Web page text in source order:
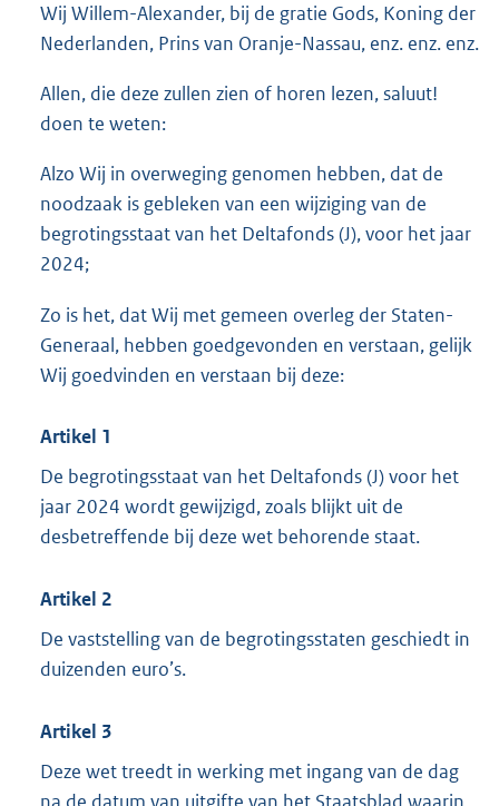
Wij Willem-Alexander, bij de gratie Gods, Koning der
Nederlanden, Prins van Oranje-Nassau, enz. enz. enz.
Allen, die deze zullen zien of horen lezen, saluut!
doen te weten:
Alzo Wij in overweging genomen hebben, dat de
noodzaak is gebleken van een wijziging van de
begrotingsstaat van het Deltafonds (J), voor het jaar
2024;
Zo is het, dat Wij met gemeen overleg der Staten-
Generaal, hebben goedgevonden en verstaan, gelijk
Wij goedvinden en verstaan bij deze:
Artikel 1
De begrotingsstaat van het Deltafonds (J) voor het
jaar 2024 wordt gewijzigd, zoals blijkt uit de
desbetreffende bij deze wet behorende staat.
Artikel 2
De vaststelling van de begrotingsstaten geschiedt in
duizenden euro’s.
Artikel 3
Deze wet treedt in werking met ingang van de dag